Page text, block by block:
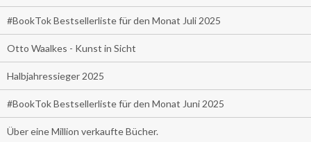
#BookTok Bestsellerliste für den Monat Juli 2025
Otto Waalkes - Kunst in Sicht
Halbjahressieger 2025
#BookTok Bestsellerliste für den Monat Juni 2025
Über eine Million verkaufte Bücher.